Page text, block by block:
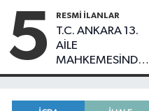
5 RESMI İLANLAR
T.C. ANKARA 13.
AİLE
MAHKEMESİNDEN
İLANEN TEBLİGAT